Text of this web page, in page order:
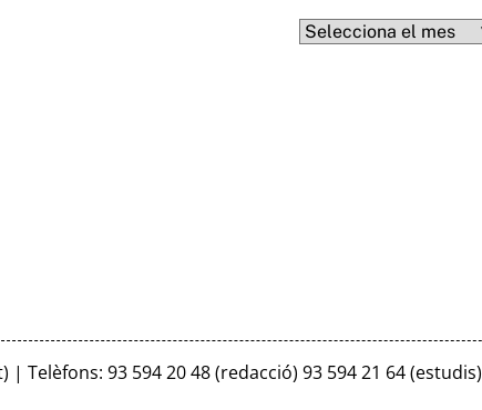
Arxius
| Telèfons: 93 594 20 48 (redacció) 93 594 21 64 (estudis)